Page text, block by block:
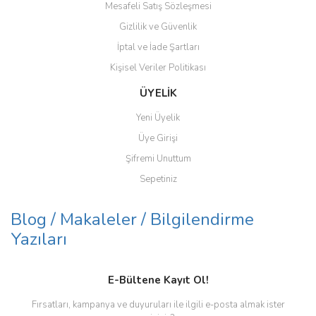
Gönder
Mesafeli Satış Sözleşmesi
Gizlilik ve Güvenlik
İptal ve İade Şartları
Kişisel Veriler Politikası
ÜYELİK
Yeni Üyelik
Üye Girişi
Şifremi Unuttum
Sepetiniz
Blog / Makaleler / Bilgilendirme
Yazıları
E-Bültene Kayıt Ol!
Fırsatları, kampanya ve duyuruları ile ilgili e-posta almak ister